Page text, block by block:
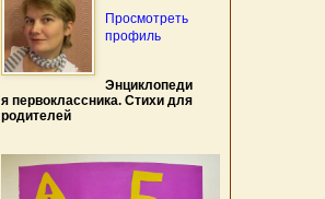
Просмотреть
профиль
Энциклопеди
я первоклассника. Стихи для
родителей